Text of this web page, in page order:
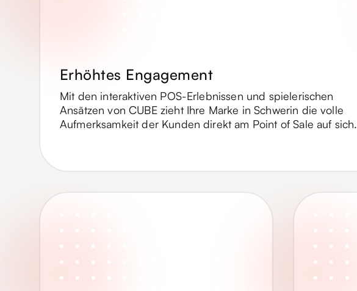
Erhöhtes Engagement
Mit den interaktiven POS-Erlebnissen und spielerischen
Ansätzen von CUBE zieht Ihre Marke in Schwerin die volle
Aufmerksamkeit der Kunden direkt am Point of Sale auf sich.